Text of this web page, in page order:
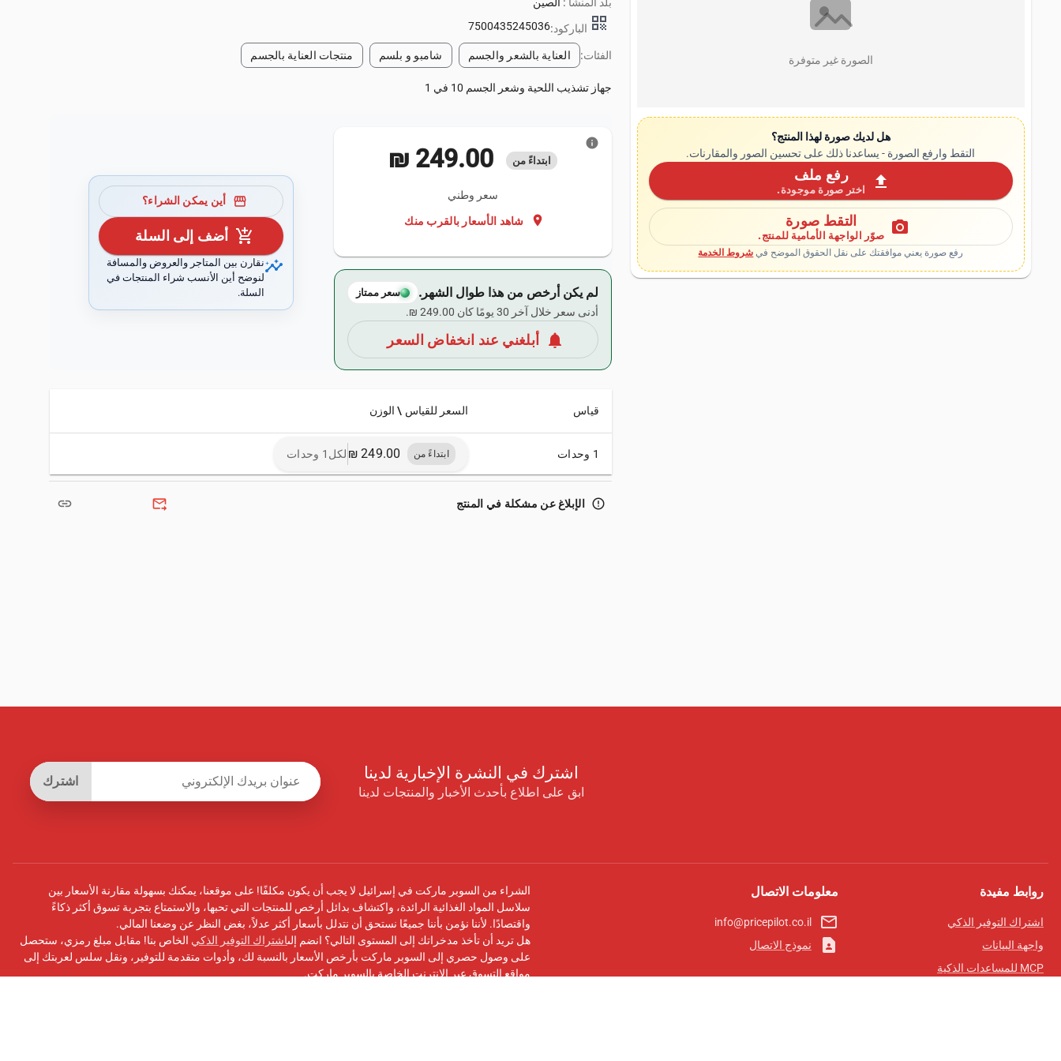
الصورة غير متوفرة
هل لديك صورة لهذا المنتج؟
التقط وارفع الصورة - يساعدنا ذلك على تحسين الصور والمقارنات.
upload رفع ملف
اختر صورة موجودة.
photo_camera التقط صورة
صوّر الواجهة الأمامية للمنتج.
رفع صورة يعني موافقتك على نقل الحقوق الموضح في شروط الخدمة
qr_code الباركود:7500435245036
الفئات: العناية بالشعر والجسم شامبو و بلسم منتجات العناية بالجسم
جهاز تشذيب اللحية وشعر الجسم 10 في 1
ابتداءً من ‏249.00 ₪
سعر وطني
location_on شاهد الأسعار بالقرب منك
info
لم يكن أرخص من هذا طوال الشهر. سعر ممتاز
أدنى سعر خلال آخر 30 يومًا كان ‏249.00 ₪.
notifications أبلغني عند انخفاض السعر
storefront أين يمكن الشراء؟
add_shopping_cart أضف إلى السلة
insightsنقارن بين المتاجر والعروض والمسافة
لنوضح أين الأنسب شراء المنتجات في
السلة.
قياس السعر للقياس \ الوزن
1 وحدات ابتداءً من لكل1 وحدات
error_outline الإبلاغ عن مشكلة في المنتج forward_to_inbox
link
اشترك في النشرة الإخبارية لدينا
ابق على اطلاع بأحدث الأخبار والمنتجات لدينا
اشترك
روابط مفيدة
اشتراك التوفير الذكي
واجهة البيانات
MCP للمساعدات الذكية
معلومات الاتصال
mail_outline
info@pricepilot.co.il
contact_page نموذج الاتصال
الشراء من السوبر ماركت في إسرائيل لا يجب أن يكون مكلفًا! على موقعنا، يمكنك بسهولة مقارنة الأسعار بين
سلاسل المواد الغذائية الرائدة، واكتشاف بدائل أرخص للمنتجات التي تحبها، والاستمتاع بتجربة تسوق أكثر ذكاءً
واقتصادًا. لأننا نؤمن بأننا جميعًا نستحق أن نتدلل بأسعار أكثر عدلاً، بغض النظر عن وضعنا المالي.
هل تريد أن تأخذ مدخراتك إلى المستوى التالي؟ انضم إلىاشتراك التوفير الذكي الخاص بنا! مقابل مبلغ رمزي، ستحصل
على وصول حصري إلى السوبر ماركت بأرخص الأسعار بالنسبة لك، وأدوات متقدمة للتوفير، ونقل سلس لعربتك إلى
مواقع التسوق عبر الإنترنت الخاصة بالسوبر ماركت.